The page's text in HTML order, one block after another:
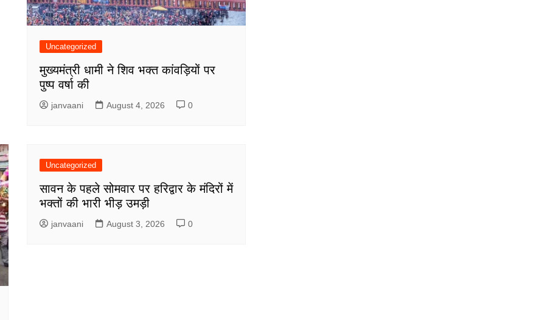
Uncategorized
मुख्यमंत्री धामी ने शिव भक्त कांवड़ियों पर
पुष्प वर्षा की
janvaani August 4, 2026 0
Uncategorized
सावन के पहले सोमवार पर हरिद्वार के मंदिरों में
भक्तों की भारी भीड़ उमड़ी
janvaani August 3, 2026 0